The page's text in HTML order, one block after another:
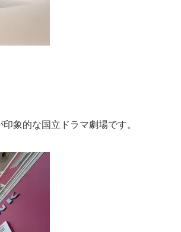
象的な国立ドラマ劇場です。